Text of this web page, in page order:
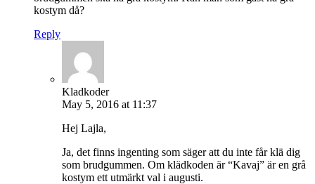
kostym då?
Reply
Kladkoder
May 5, 2016 at 11:37
Hej Lajla,
Ja, det finns ingenting som säger att du inte får klä dig
som brudgummen. Om klädkoden är “Kavaj” är en grå
kostym ett utmärkt val i augusti.